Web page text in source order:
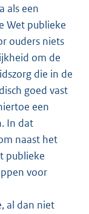
als een
Wet publieke
ouders niets
om de
die in de
goed vast
een
In dat
naast het
publieke
voor
al dan niet